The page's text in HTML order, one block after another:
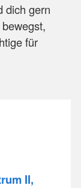
dich gern
für
II,